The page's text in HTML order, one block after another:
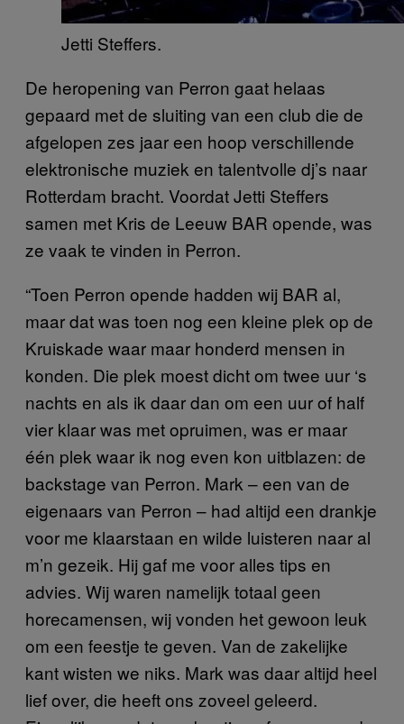
Jetti Steffers.
De heropening van Perron gaat helaas
gepaard met de sluiting van een club die de
afgelopen zes jaar een hoop verschillende
elektronische muziek en talentvolle dj’s naar
Rotterdam bracht. Voordat Jetti Steffers
samen met Kris de Leeuw BAR opende, was
ze vaak te vinden in Perron.
“Toen Perron opende hadden wij BAR al,
maar dat was toen nog een kleine plek op de
Kruiskade waar maar honderd mensen in
konden. Die plek moest dicht om twee uur ‘s
nachts en als ik daar dan om een uur of half
vier klaar was met opruimen, was er maar
één plek waar ik nog even kon uitblazen: de
backstage van Perron. Mark – een van de
eigenaars van Perron – had altijd een drankje
voor me klaarstaan en wilde luisteren naar al
m’n gezeik. Hij gaf me voor alles tips en
advies. Wij waren namelijk totaal geen
horecamensen, wij vonden het gewoon leuk
om een feestje te geven. Van de zakelijke
kant wisten we niks. Mark was daar altijd heel
lief over, die heeft ons zoveel geleerd.